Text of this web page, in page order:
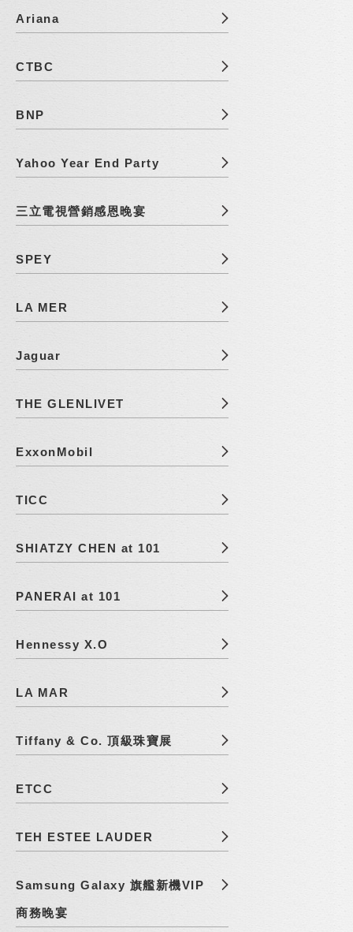
Ariana
CTBC
BNP
Yahoo Year End Party
三立電視營銷感恩晚宴
SPEY
LA MER
Jaguar
THE GLENLIVET
ExxonMobil
TICC
SHIATZY CHEN at 101
PANERAI at 101
Hennessy X.O
LA MAR
Tiffany & Co. 頂級珠寶展
ETCC
TEH ESTEE LAUDER
Samsung Galaxy 旗艦新機VIP
商務晚宴